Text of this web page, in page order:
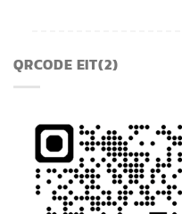
QRCODE EIT(2)